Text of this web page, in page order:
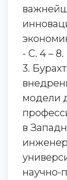
- С. 4 – 8.
3.
модели
в
научно-